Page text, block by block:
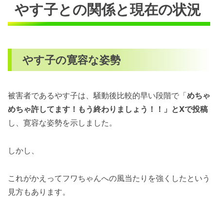
やす子との関係と現在の状況
やす子の寛容な姿勢
被害者であるやす子は、騒動後比較的早い段階で「めちゃ
めちゃ許してます！もう終わりましょう！！」とXで投稿
し、寛容な姿勢を示しました。
しかし、
これがかえってフワちゃんへの風当たりを強くしたという
見方もあります。